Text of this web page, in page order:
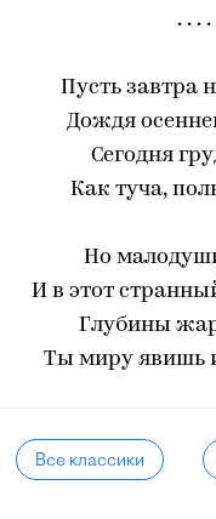
. . .
Пусть завтра
Дождя
Сегодня
Как туча,
Но
И в этот
Глубины
Ты миру явишь
Все классики